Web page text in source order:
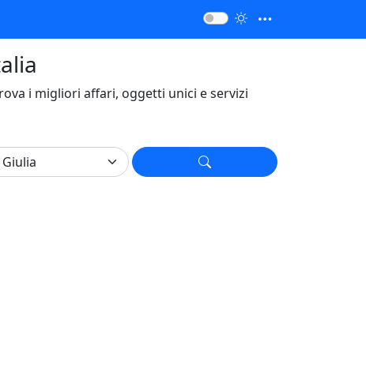
i migliori affari, oggetti unici e servizi